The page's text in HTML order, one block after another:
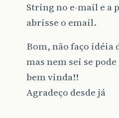
String no e-mail e a
abrisse o email.
Bom, não faço idéia
mas nem sei se
bem vinda!!
Agradeço desde já